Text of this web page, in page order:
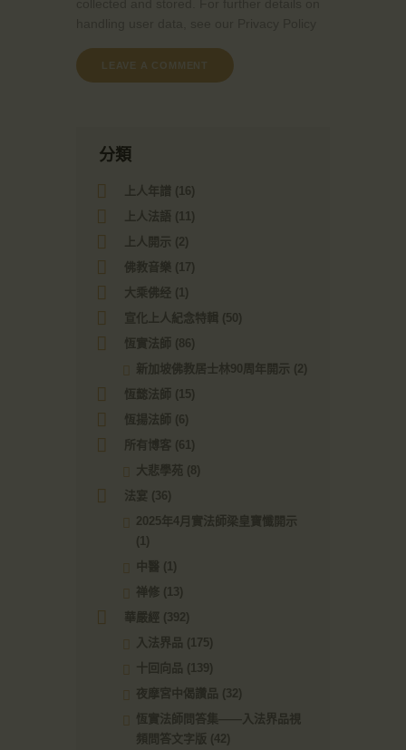
分類
上人年譜 (16)
上人法語 (11)
上人開示 (2)
佛教音樂 (17)
大乘佛经 (1)
宣化上人紀念特輯 (50)
恆實法師 (86)
新加坡佛教居士林90周年開示 (2)
恆懿法師 (15)
恆揚法師 (6)
所有博客 (61)
大悲學苑 (8)
法宴 (36)
2025年4月實法師梁皇寶懺開示
(1)
中醫 (1)
禅修 (13)
華嚴經 (392)
入法界品 (175)
十回向品 (139)
夜摩宮中偈讚品 (32)
恆實法師問答集——入法界品視
頻問答文字版 (42)